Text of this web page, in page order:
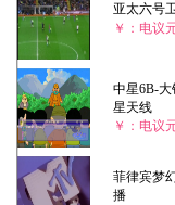
亚太六号
￥：电议
中星6B-大
星天线
￥：电议
菲律宾梦
播